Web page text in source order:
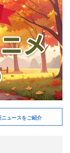
ュースをご紹介